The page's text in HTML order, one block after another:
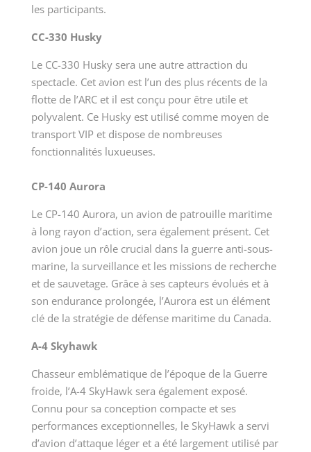
les participants.
CC-330 Husky
Le CC-330 Husky sera une autre attraction du
spectacle. Cet avion est l’un des plus récents de la
flotte de l’ARC et il est conçu pour être utile et
polyvalent. Ce Husky est utilisé comme moyen de
transport VIP et dispose de nombreuses
fonctionnalités luxueuses.
CP-140 Aurora
Le CP-140 Aurora, un avion de patrouille maritime
à long rayon d’action, sera également présent. Cet
avion joue un rôle crucial dans la guerre anti-sous-
marine, la surveillance et les missions de recherche
et de sauvetage. Grâce à ses capteurs évolués et à
son endurance prolongée, l’Aurora est un élément
clé de la stratégie de défense maritime du Canada.
A-4 Skyhawk
Chasseur emblématique de l’époque de la Guerre
froide, l’A-4 SkyHawk sera également exposé.
Connu pour sa conception compacte et ses
performances exceptionnelles, le SkyHawk a servi
d’avion d’attaque léger et a été largement utilisé par